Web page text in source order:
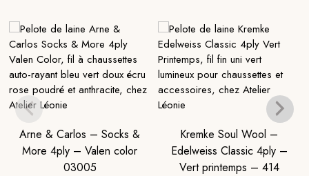
Arne & Carlos – Socks &
More 4ply – Valen color
03005
Kremke Soul Wool –
Edelweiss Classic 4ply –
Vert printemps – 414